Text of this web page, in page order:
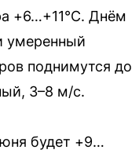
+6…+11°C. Днём
умеренный
поднимутся до
3–8 м/с.
будет +9…